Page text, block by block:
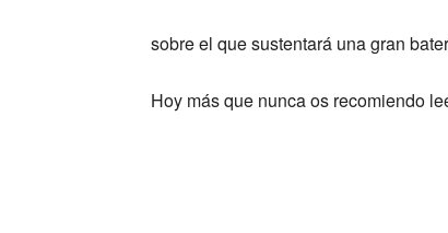
sobre el que sustentará una gran
Hoy más que nunca os recomiendo